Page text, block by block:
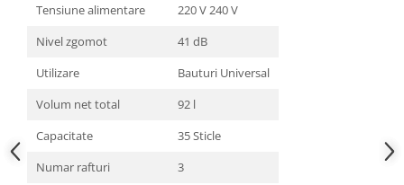
Tensiune alimentare
220 V 240 V
Nivel zgomot
41 dB
Utilizare
Bauturi Universal
Volum net total
92 l
Capacitate
35 Sticle
Numar rafturi
3